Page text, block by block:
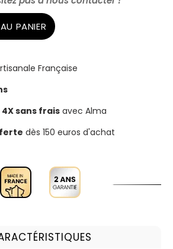
PANIER
Française
4X sans frais avec Alma
dès 150 euros d'achat